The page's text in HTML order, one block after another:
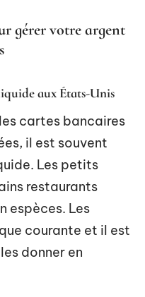
gérer votre argent
aux États-Unis
cartes bancaires
il est souvent
Les petits
restaurants
espèces. Les
courante et il est
donner en